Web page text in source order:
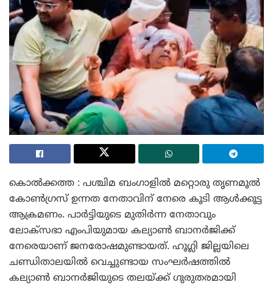
കൊൽക്കത്ത : പശ്ചിമ ബംഗാളിൽ മറ്റൊരു തൃണമൂൽ
കോൺഗ്രസ് ഉന്നത നേതാവിന് നേരെ കൂടി ആൾക്കൂട്ട
ആക്രമണം. പാർട്ടിയുടെ മുതിർന്ന നേതാവും
ലോക്‌സഭാ എംപിയുമായ കല്യാൺ ബാനർജിക്ക്
നേരെയാണ് ജനരോഷമുണ്ടായത്. ഹൂഗ്ലി ജില്ലയിലെ
ചണ്ഡിതാലയിൽ വെച്ചുണ്ടായ സംഘർഷത്തിൽ
കല്യാൺ ബാനർജിയുടെ തലയ്ക്ക് ഗുരുതരമായി